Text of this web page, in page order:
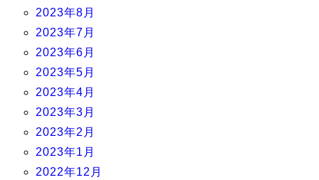
2023年8月
2023年7月
2023年6月
2023年5月
2023年4月
2023年3月
2023年2月
2023年1月
2022年12月